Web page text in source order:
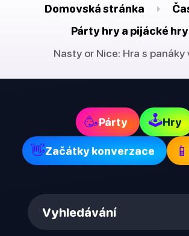
Domovská stránka
Párty hry a pijácké hry
Nasty or Nice: Hra s panáky
🥳Párty 🕹Hry
👋Začátky konverzace 📱
Vyhledávání